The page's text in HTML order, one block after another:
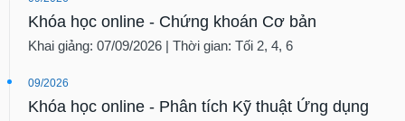
Khóa học online - Chứng khoán Cơ bản
Khai giảng: 07/09/2026 | Thời gian: Tối 2, 4, 6
09/2026
Khóa học online - Phân tích Kỹ thuật Ứng dụng